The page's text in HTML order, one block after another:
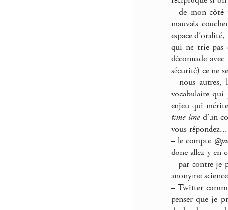
– de mon côté
mauvais
espace
qui ne trie pas
déconnade
sécurité) ce ne
– nous autres,
vocabulaire qui
enjeu qui
time lined’un
vous répondez...
– le compte
donc allez-y en
– par contre je
anonyme
– Twitter
penser que je